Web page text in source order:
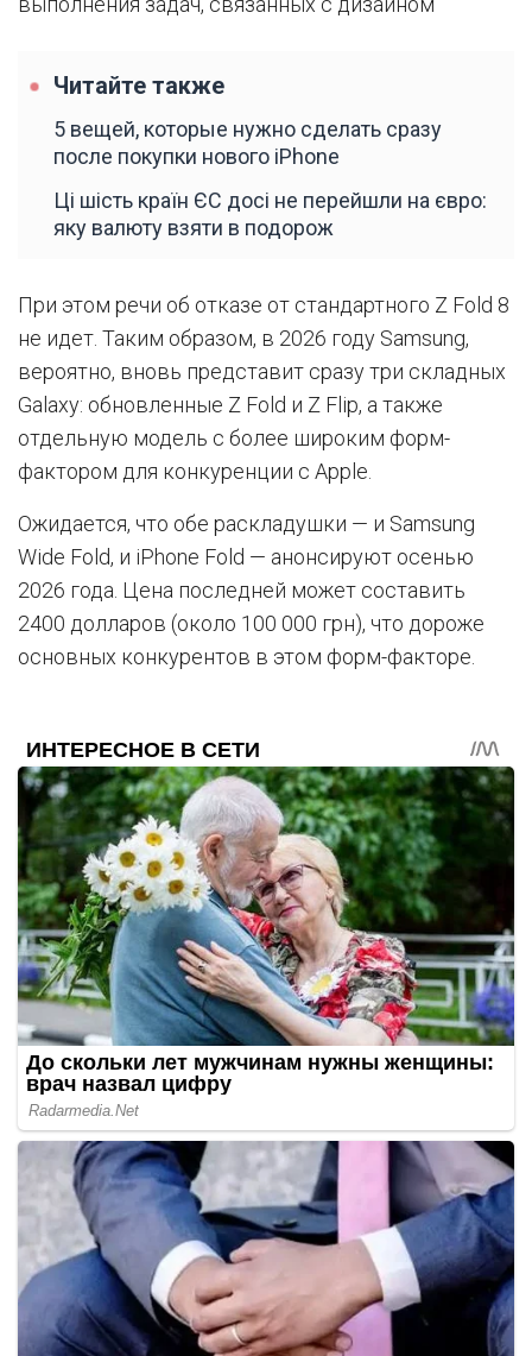
Читайте также
5 вещей, которые нужно сделать сразу
после покупки нового iPhone
Ці шість країн ЄС досі не перейшли на євро:
яку валюту взяти в подорож
При этом речи об отказе от стандартного Z Fold 8
не идет. Таким образом, в 2026 году Samsung,
вероятно, вновь представит сразу три складных
Galaxy: обновленные Z Fold и Z Flip, а также
отдельную модель с более широким форм-
фактором для конкуренции с Apple.
Ожидается, что обе раскладушки — и Samsung
Wide Fold, и iPhone Fold — анонсируют осенью
2026 года. Цена последней может составить
2400 долларов (около 100 000 грн), что дороже
основных конкурентов в этом форм-факторе.